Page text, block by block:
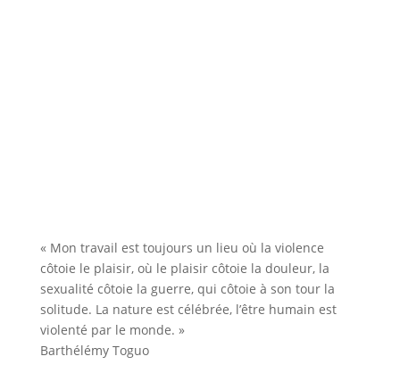
« Mon travail est toujours un lieu où la violence
côtoie le plaisir, où le plaisir côtoie la douleur, la
sexualité côtoie la guerre, qui côtoie à son tour la
solitude. La nature est célébrée, l’être humain est
violenté par le monde. »
Barthélémy Toguo